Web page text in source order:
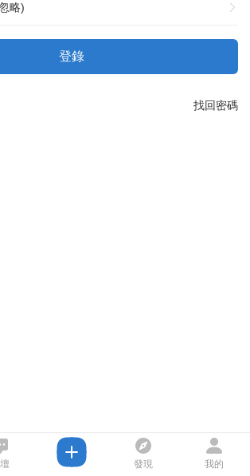
略)
登錄
找回密碼
發現 我的